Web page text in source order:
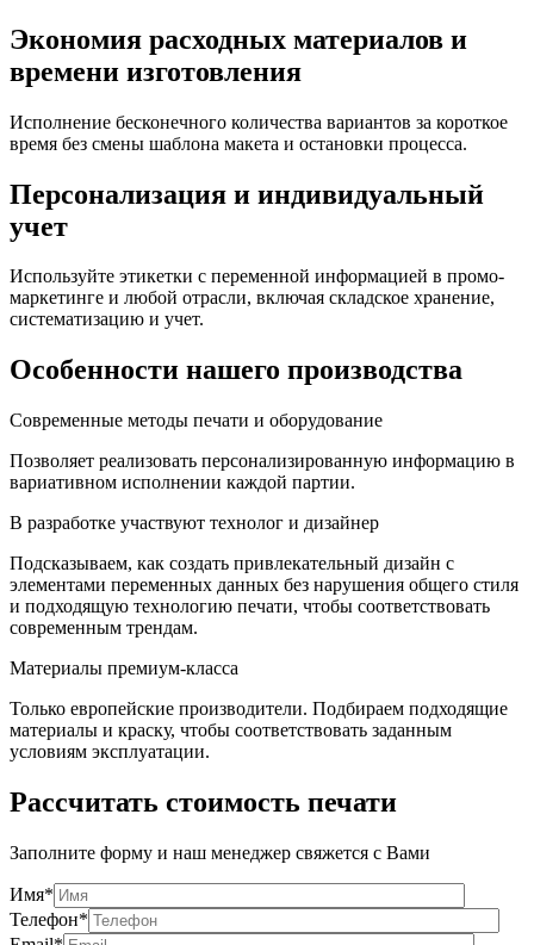
Экономия расходных материалов и
времени изготовления
Исполнение бесконечного количества вариантов за короткое
время без смены шаблона макета и остановки процесса.
Персонализация и индивидуальный
учет
Используйте этикетки с переменной информацией в промо-
маркетинге и любой отрасли, включая складское хранение,
систематизацию и учет.
Особенности нашего производства
Современные методы печати и оборудование
Позволяет реализовать персонализированную информацию в
вариативном исполнении каждой партии.
В разработке участвуют технолог и дизайнер
Подсказываем, как создать привлекательный дизайн с
элементами переменных данных без нарушения общего стиля
и подходящую технологию печати, чтобы соответствовать
современным трендам.
Материалы премиум-класса
Только европейские производители. Подбираем подходящие
материалы и краску, чтобы соответствовать заданным
условиям эксплуатации.
Рассчитать стоимость печати
Заполните форму и наш менеджер свяжется с Вами
Имя*
Телефон*